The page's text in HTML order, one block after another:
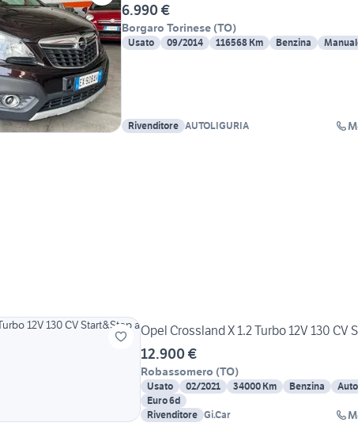
6.990 €
Borgaro Torinese (TO)
Usato 09/2014 116568 Km Benzina
Rivenditore AUTOLIGURIA
Opel Crossland X 1.2 Turbo 12V 130 CV
12.900 €
Robassomero (TO)
Usato 02/2021 34000 Km Benzina
Euro 6d
Rivenditore Gi.Car